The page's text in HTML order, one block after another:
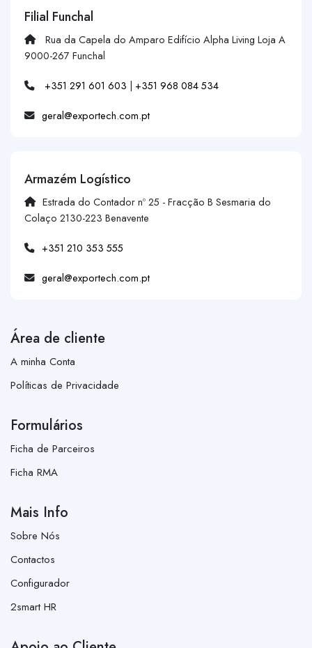
Filial Funchal
Rua da Capela do Amparo Edifício Alpha Living Loja A
9000-267 Funchal
+351 291 601 603 | +351 968 084 534
geral@exportech.com.pt
Armazém Logístico
Estrada do Contador nº 25 - Fracção B Sesmaria do
Colaço 2130-223 Benavente
+351 210 353 555
geral@exportech.com.pt
Área de cliente
A minha Conta
Políticas de Privacidade
Formulários
Ficha de Parceiros
Ficha RMA
Mais Info
Sobre Nós
Contactos
Configurador
2smart HR